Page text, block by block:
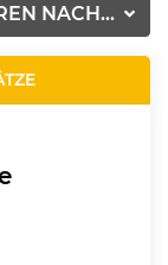
NACH...